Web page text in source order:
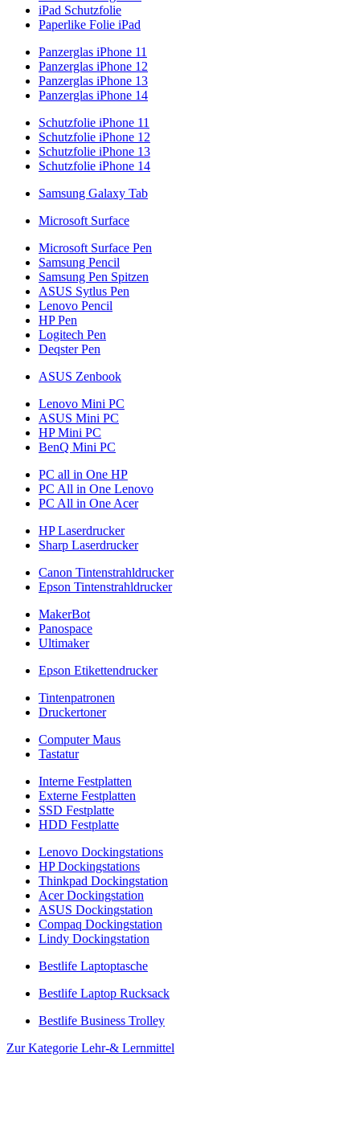
iPad Schutzfolie
Paperlike Folie iPad
Panzerglas iPhone 11
Panzerglas iPhone 12
Panzerglas iPhone 13
Panzerglas iPhone 14
Schutzfolie iPhone 11
Schutzfolie iPhone 12
Schutzfolie iPhone 13
Schutzfolie iPhone 14
Samsung Galaxy Tab
Microsoft Surface
Microsoft Surface Pen
Samsung Pencil
Samsung Pen Spitzen
ASUS Sytlus Pen
Lenovo Pencil
HP Pen
Logitech Pen
Deqster Pen
ASUS Zenbook
Lenovo Mini PC
ASUS Mini PC
HP Mini PC
BenQ Mini PC
PC all in One HP
PC All in One Lenovo
PC All in One Acer
HP Laserdrucker
Sharp Laserdrucker
Canon Tintenstrahldrucker
Epson Tintenstrahldrucker
MakerBot
Panospace
Ultimaker
Epson Etikettendrucker
Tintenpatronen
Druckertoner
Computer Maus
Tastatur
Interne Festplatten
Externe Festplatten
SSD Festplatte
HDD Festplatte
Lenovo Dockingstations
HP Dockingstations
Thinkpad Dockingstation
Acer Dockingstation
ASUS Dockingstation
Compaq Dockingstation
Lindy Dockingstation
Bestlife Laptoptasche
Bestlife Laptop Rucksack
Bestlife Business Trolley
Zur Kategorie Lehr-& Lernmittel